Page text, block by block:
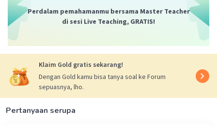
Perdalam pemahamanmu bersama Master Teacher
di sesi Live Teaching, GRATIS!
Klaim Gold gratis sekarang!
Dengan Gold kamu bisa tanya soal ke Forum
sepuasnya, lho.
Pertanyaan serupa